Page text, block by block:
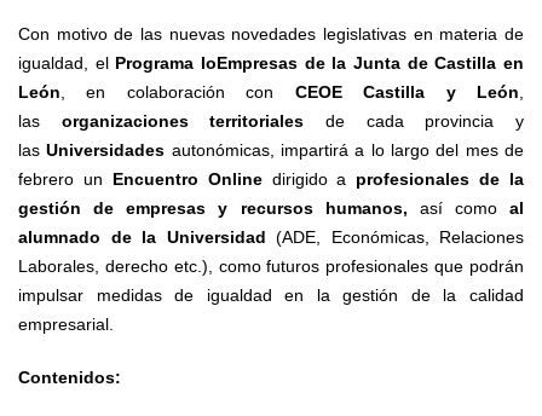
Con motivo de las nuevas novedades legislativas en materia de
igualdad, el Programa IoEmpresas de la Junta de Castilla en
León , en colaboración con CEOE Castilla y León
las organizaciones territorialesde cada provincia y
lasUniversidades autonómicas, impartirá a lo largo del mes de
febrero un Encuentro Onlinedirigido a profesionales de la
gestión de empresas y recursos humanos, así como al
alumnado de la Universidad (ADE, Económicas, Relaciones
Laborales, derecho etc.), como futuros profesionales que podrán
impulsar medidas de igualdad en la gestión de la calidad
empresarial.
Contenidos: